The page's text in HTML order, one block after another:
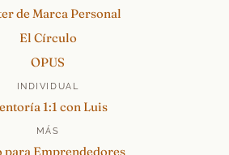
de Marca Personal
El Círculo
OPUS
INDIVIDUAL
1:1 con Luis
MÁS
para Emprendedores